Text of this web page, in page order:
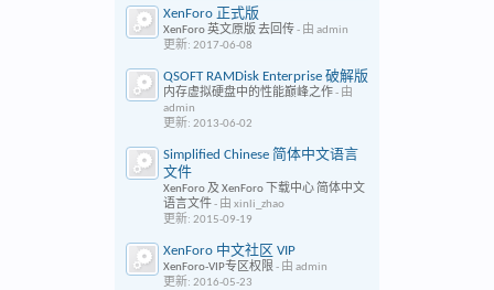
XenForo 正式版
XenForo 英文原版 去回传- 由 admin
更新: 2017-06-08
QSOFT RAMDisk Enterprise 破解版
内存虚拟硬盘中的性能巅峰之作- 由
admin
更新: 2013-06-02
Simplified Chinese 简体中文语言
文件
XenForo 及 XenForo 下载中心 简体中文
语言文件- 由 xinli_zhao
更新: 2015-09-19
XenForo 中文社区 VIP
XenForo-VIP专区权限 - 由 admin
更新: 2016-05-23